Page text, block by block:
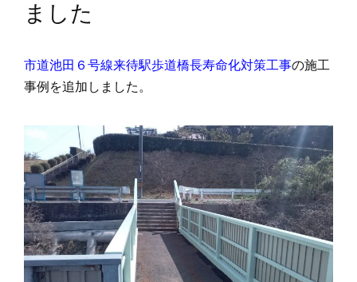
ました
市道池田６号線来待駅歩道橋長寿命化対策工事の施工
事例を追加しました。